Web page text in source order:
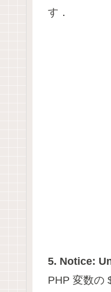
す．
5. Notice:
PHP 変数の